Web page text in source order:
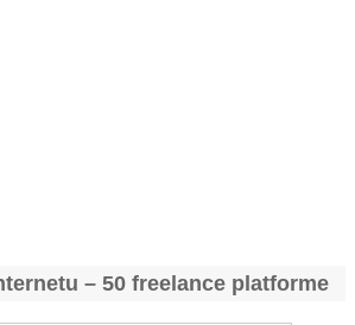
– 50 freelance platforme